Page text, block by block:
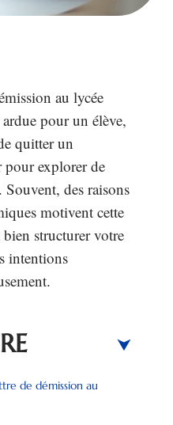
au lycée
pour un élève,
quitter un
explorer de
des raisons
motivent cette
structurer votre
intentions
de démission au